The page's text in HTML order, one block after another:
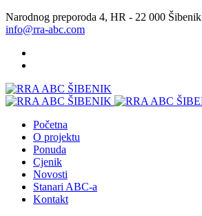
Narodnog preporoda 4, HR - 22 000 Šibenik
info@rra-abc.com
Početna
O projektu
Ponuda
Cjenik
Novosti
Stanari ABC-a
Kontakt